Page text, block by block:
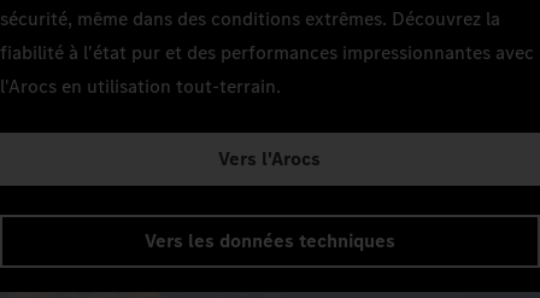
sécurité, même dans des conditions extrêmes. Découvrez la
fiabilité à l'état pur et des performances impressionnantes avec
l'Arocs en utilisation tout-terrain.
Vers l'Arocs
Vers les données techniques